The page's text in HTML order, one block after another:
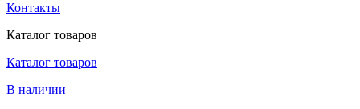
Контакты
Каталог товаров
Каталог товаров
В наличии